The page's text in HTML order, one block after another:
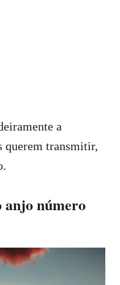
a
querem transmitir,
anjo número